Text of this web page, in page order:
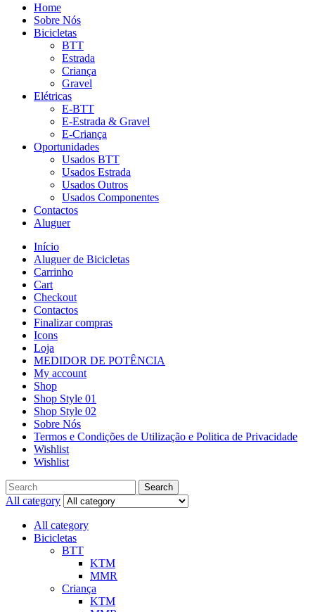
Home
Sobre Nós
Bicicletas
BTT
Estrada
Criança
Gravel
Elétricas
E-BTT
E-Estrada & Gravel
E-Criança
Oportunidades
Usados BTT
Usados Estrada
Usados Outros
Usados Componentes
Contactos
Aluguer
Início
Aluguer de Bicicletas
Carrinho
Cart
Checkout
Contactos
Finalizar compras
Icons
Loja
MEDIDOR DE POTÊNCIA
My account
Shop
Shop Style 01
Shop Style 02
Sobre Nós
Termos e Condições de Utilização e Politica de Privacidade
Wishlist
Wishlist
Search
All category
All category
Bicicletas
BTT
KTM
MMR
Criança
KTM